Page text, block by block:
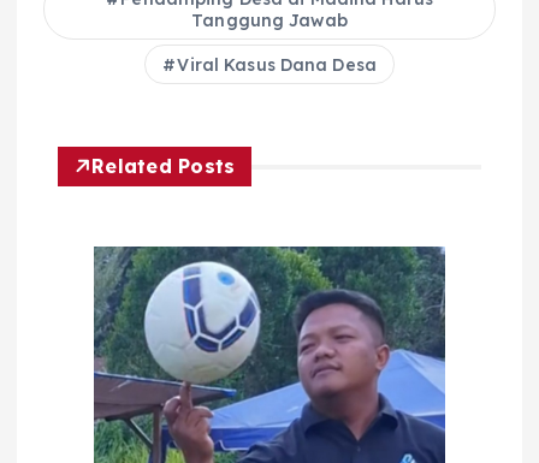
Tanggung Jawab
Viral Kasus Dana Desa
Related Posts